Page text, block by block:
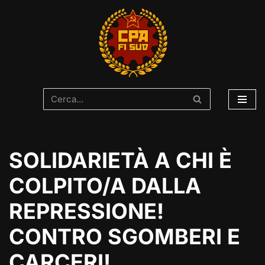
SOLIDARIETÀ A CHI È
COLPITO/A DALLA
REPRESSIONE!
CONTRO SGOMBERI E